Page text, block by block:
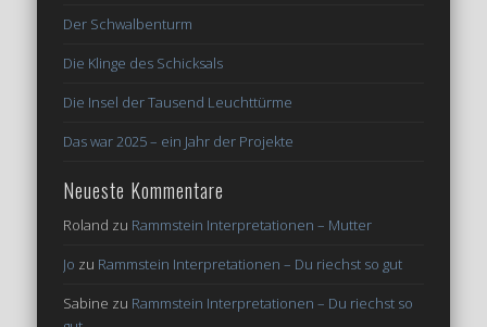
Der Schwalbenturm
Die Klinge des Schicksals
Die Insel der Tausend Leuchttürme
Das war 2025 – ein Jahr der Projekte
Neueste Kommentare
Roland zu Rammstein Interpretationen – Mutter
Jo zu Rammstein Interpretationen – Du riechst so gut
Sabine zu Rammstein Interpretationen – Du riechst so